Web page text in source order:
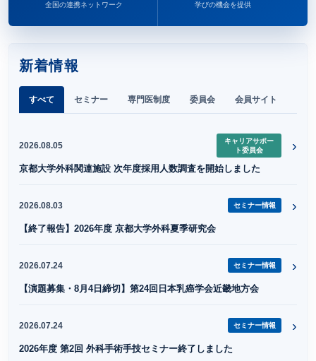
全国の連携ネットワーク 学びの機会を提供
新着情報
すべて セミナー 専門医制度 委員会 会員サイト
2026.08.05
キャリアサポー
ト委員会
京都大学外科関連施設 次年度採用人数調査を開始しました
›
2026.08.03 セミナー情報
【終了報告】2026年度 京都大学外科夏季研究会
›
2026.07.24 セミナー情報
【演題募集・8月4日締切】第24回日本乳癌学会近畿地方会
›
2026.07.24 セミナー情報
2026年度 第2回 外科手術手技セミナー終了しました
›